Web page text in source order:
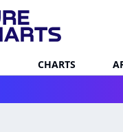
CHARTS